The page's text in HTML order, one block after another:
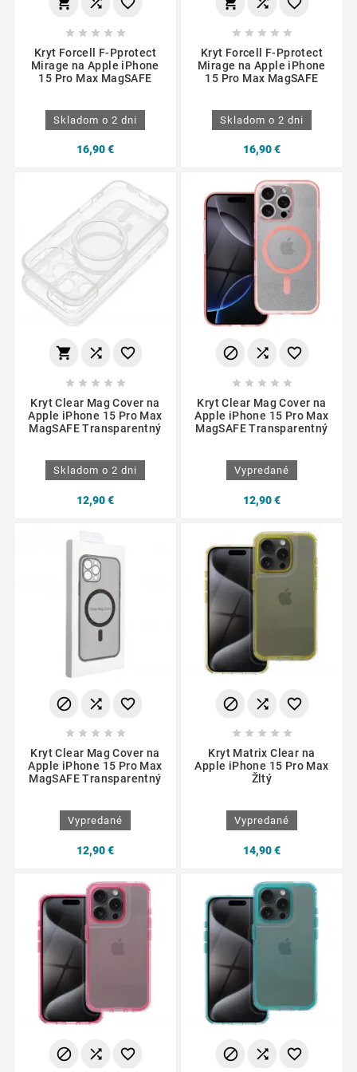
    
Kryt Forcell F-Pprotect
Mirage na Apple iPhone
15 Pro Max MagSAFE
Skladom o 2 dni
16,90 €
    
Kryt Forcell F-Pprotect
Mirage na Apple iPhone
15 Pro Max MagSAFE
Skladom o 2 dni
16,90 €
  
    
Kryt Clear Mag Cover na
Apple iPhone 15 Pro Max
MagSAFE Transparentný
Skladom o 2 dni
12,90 €
  
    
Kryt Clear Mag Cover na
Apple iPhone 15 Pro Max
MagSAFE Transparentný
Vypredané
12,90 €
  
    
Kryt Clear Mag Cover na
Apple iPhone 15 Pro Max
MagSAFE Transparentný
Vypredané
12,90 €
  
    
Kryt Matrix Clear na
Apple iPhone 15 Pro Max
Žltý
Vypredané
14,90 €
     